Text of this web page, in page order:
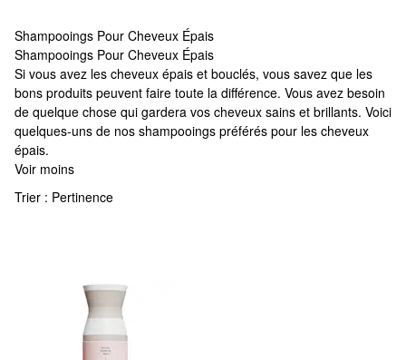
Shampooings Pour Cheveux Épais
Shampooings Pour Cheveux Épais
Shampooings Pour Cheveux Épais
Si vous avez les cheveux épais et bouclés, vous savez que les
bons produits peuvent faire toute la différence. Vous avez besoin
de quelque chose qui gardera vos cheveux sains et brillants. Voici
quelques-uns de nos shampooings préférés pour les cheveux
épais.
Voir moins
Trier : Pertinence